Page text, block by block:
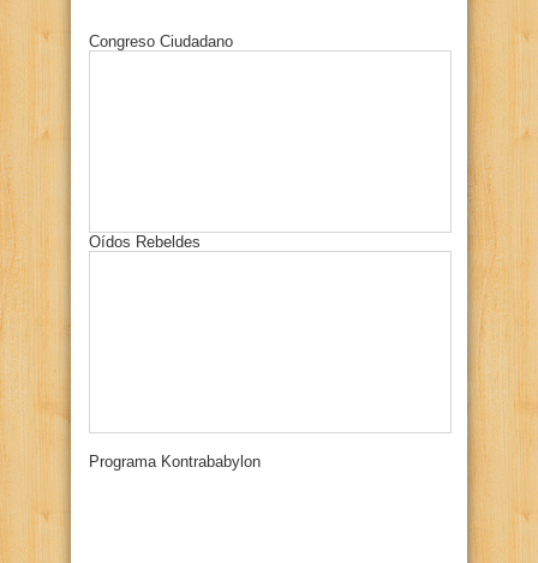
Congreso Ciudadano
Oídos Rebeldes
Programa Kontrababylon